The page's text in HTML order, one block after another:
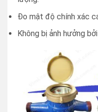
Đo mật độ chính xác
Không bị ảnh hưởng